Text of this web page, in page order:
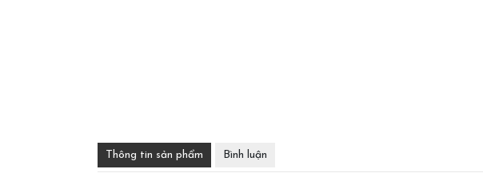
Thông tin sản phẩm Bình luận